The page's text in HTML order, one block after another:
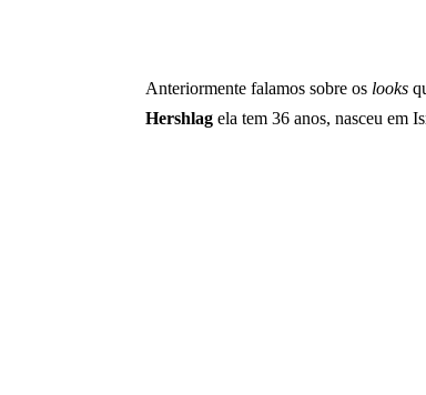
Anteriormente falamos sobre os looks
Hershlagela tem 36 anos, nasceu em